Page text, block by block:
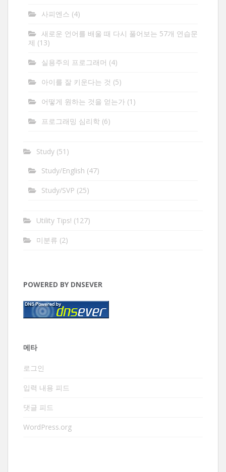
사피엔스 (4)
새로운 언어를 배울 때 다시 풀어보는 57개 연습문
제 (13)
실용주의 프로그래머 (4)
아이를 잘 키운다는 것 (5)
어떻게 원하는 것을 얻는가 (1)
프로그래밍 심리학 (6)
Study (51)
Study/English (47)
Study/SVP (25)
Utility Tips! (127)
미분류 (2)
POWERED BY DNSEVER
메타
로그인
입력 내용 피드
댓글 피드
WordPress.org